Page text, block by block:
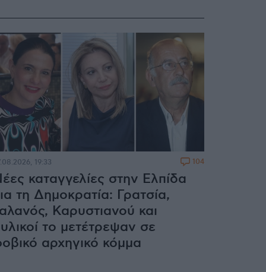
καταγγελίες στην Ελπίδα
τη Δημοκρατία: Γρατσία,
Καρυστιανού και
το μετέτρεψαν σε
αρχηγικό κόμμα
19:33 104